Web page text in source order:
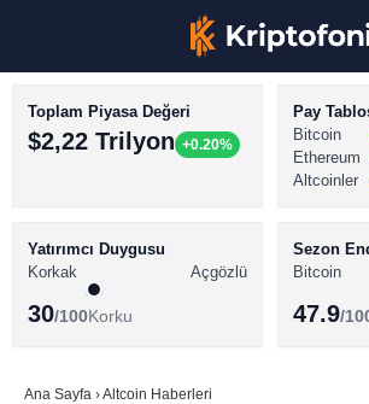
BİTCOİN HABERLERİ
ALTCOİN HABERLERİ
SÖZLÜK
Toplam Piyasa Değeri
$2,22 Trilyon +0.20%
Pay
Bitcoin
Ethereum
Altcoinler
Yatırımcı Duygusu
Korkak
Açgözlü
30/100Korku
Sezon
Bitcoin
47.9/
Ana Sayfa ›Altcoin Haberleri